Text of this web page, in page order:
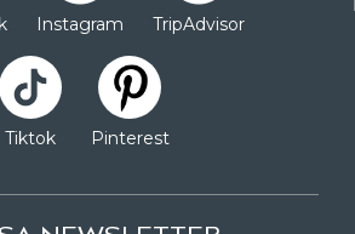
Instagram TripAdvisor
Tiktok Pinterest